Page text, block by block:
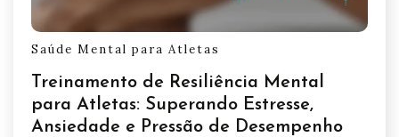
Saúde Mental para Atletas
Treinamento de Resiliência Mental
para Atletas: Superando Estresse,
Ansiedade e Pressão de Desempenho